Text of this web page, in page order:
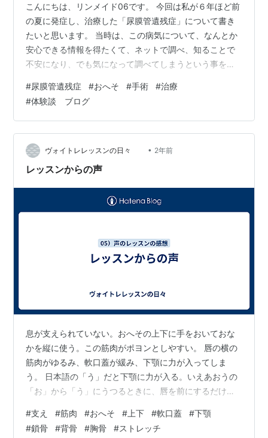
こんにちは、リンメイド06です。 今回は私が６年ほど前
の夏に発症し、治療した「尿膜管遺残症」について書き
たいと思います。 当時は、この病気について、なんとか
安心できる情報を得たくて、ネットで調べ、知ることで
不安になり、でも気になって調べてしまうという事を繰
発することもなく、元気に暮らしています。 手術は本当
に必要なのか。 しなかった場合どうなるのか。 全身麻酔
の手術がどんなものだったのか。など 当時の自分と同じ
病名を告げられ、不安になっている方にとって、少しで
も参考になれば嬉しいです。 発症 ちょうど今頃の７月
に、おへその辺りが痛いというか、…
#尿膜管遺残症 #おへそ #手術 #治療
#体験談 ブログ
ヴォイトレレッスンの日々 • 2年前
レッスンからの声
息が支えられていない。おへその上下に手をおいておな
かを縦に使う。この筋肉がポヨンとしやすい。 唇の横の
筋肉がゆるみ、軟口蓋が緩み、下顎に力が入ってしま
う。 日本語の「う」だと下顎に力が入る。いえあおうの
「お」から「う」にうつるときに、唇を前にするだけで
チ
#支え #筋肉 #おへそ # 上下 #軟口蓋 #下顎
#鎖骨 #背骨 #胸骨 #ストレッチ